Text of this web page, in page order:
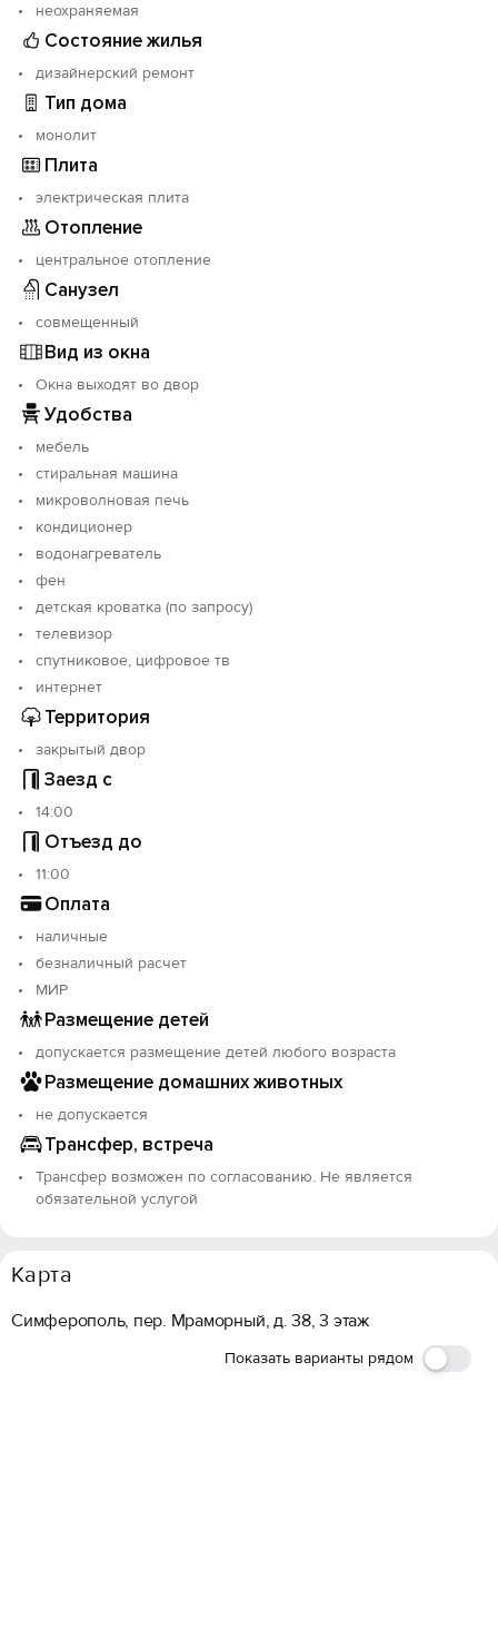
Вам не захочется от нас уезжать!
неохраняемая
Состояние жилья
дизайнерский ремонт
Тип дома
монолит
Плита
электрическая плита
Отопление
центральное отопление
Санузел
совмещенный
Вид из окна
Окна выходят во двор
Удобства
мебель
стиральная машина
микроволновая печь
кондиционер
водонагреватель
фен
детская кроватка (по запросу)
телевизор
спутниковое, цифровое тв
интернет
Территория
закрытый двор
Заезд с
14:00
Отъезд до
11:00
Оплата
наличные
безналичный расчет
МИР
Размещение детей
допускается размещение детей любого возраста
Размещение домашних животных
не допускается
Трансфер, встреча
Трансфер возможен по согласованию. Не является
обязательной услугой
Карта
Симферополь, пер. Мраморный, д. 38, 3 этаж
Показать варианты рядом